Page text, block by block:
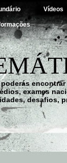
Vídeos
exames
desafios,